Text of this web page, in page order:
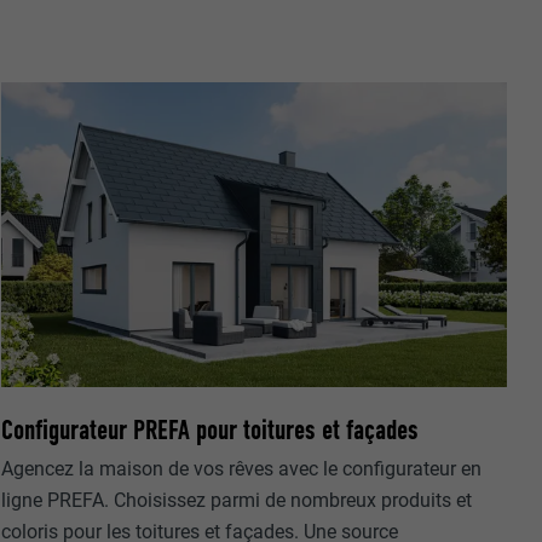
Configurateur PREFA pour toitures et façades
Agencez la maison de vos rêves avec le configurateur en
ligne PREFA. Choisissez parmi de nombreux produits et
coloris pour les toitures et façades. Une source
cookies. Ne
« Suivez-